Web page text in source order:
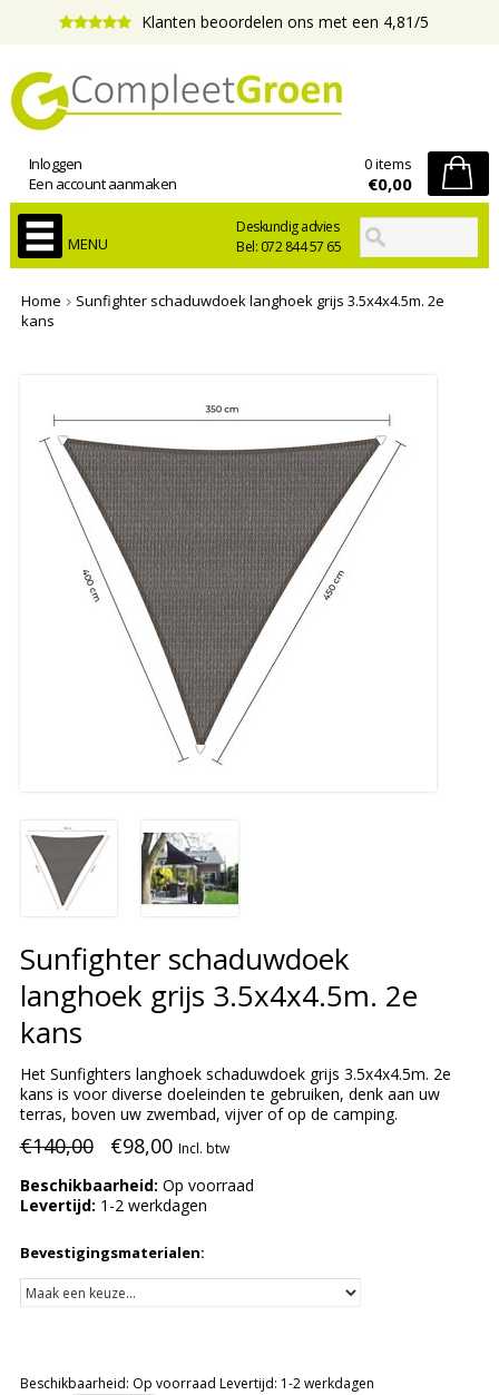
Klanten beoordelen ons met een 4,81/5
Deskundig advies
Bel: 072 844 57 65
Inloggen
Een account aanmaken
0 items
€0,00
MENU
Home
Sunfighter schaduwdoek langhoek grijs 3.5x4x4.5m. 2e
kans
Sunfighter schaduwdoek
langhoek grijs 3.5x4x4.5m. 2e
kans
Het Sunfighters langhoek schaduwdoek grijs 3.5x4x4.5m. 2e
kans is voor diverse doeleinden te gebruiken, denk aan uw
terras, boven uw zwembad, vijver of op de camping.
€140,00 €98,00 Incl. btw
Beschikbaarheid: Op voorraad
Levertijd: 1-2 werkdagen
Bevestigingsmaterialen:
Beschikbaarheid: Op voorraad Levertijd: 1-2 werkdagen